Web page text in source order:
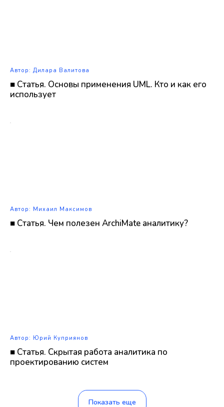
Автор: Дилара Валитова
■ Статья. Основы применения UML. Кто и как его
использует
Автор: Михаил Максимов
■ Статья. Чем полезен ArchiMate аналитику?
Автор: Юрий Куприянов
■ Статья. Скрытая работа аналитика по
проектированию систем
Показать еще